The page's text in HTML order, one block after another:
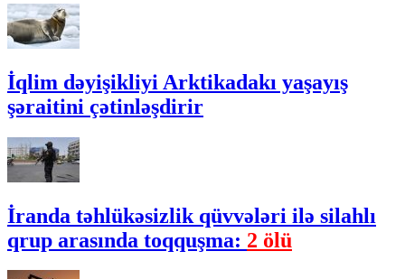
İqlim dəyişikliyi Arktikadakı yaşayış
şəraitini çətinləşdirir
İranda təhlükəsizlik qüvvələri ilə silahlı
qrup arasında toqquşma: 2 ölü